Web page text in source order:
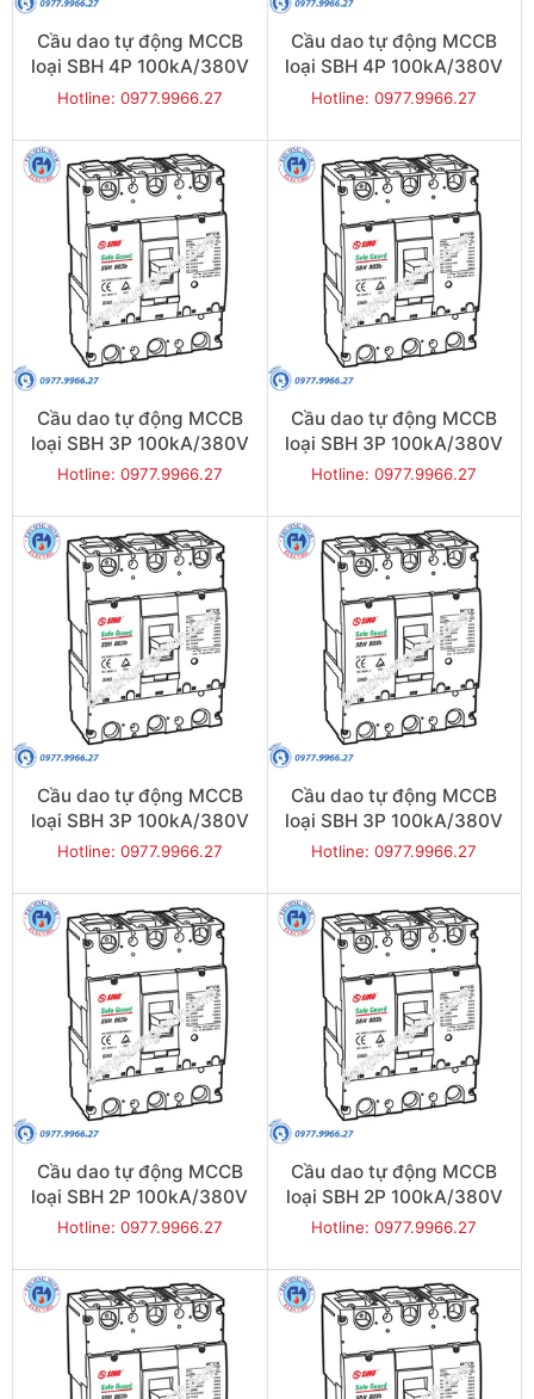
Cầu dao tự động MCCB
loại SBH 4P 100kA/380V
630A - Model
Hotline: 0977.9966.27
Cầu dao tự động MCCB
loại SBH 4P 100kA/380V
500A - Model
Hotline: 0977.9966.27
Cầu dao tự động MCCB
loại SBH 3P 100kA/380V
800A - Model
Hotline: 0977.9966.27
Cầu dao tự động MCCB
loại SBH 3P 100kA/380V
700A - Model
Hotline: 0977.9966.27
Cầu dao tự động MCCB
loại SBH 3P 100kA/380V
630A - Model
Hotline: 0977.9966.27
Cầu dao tự động MCCB
loại SBH 3P 100kA/380V
500A - Model
Hotline: 0977.9966.27
Cầu dao tự động MCCB
loại SBH 2P 100kA/380V
800A - Model
Hotline: 0977.9966.27
Cầu dao tự động MCCB
loại SBH 2P 100kA/380V
700A - Model
Hotline: 0977.9966.27